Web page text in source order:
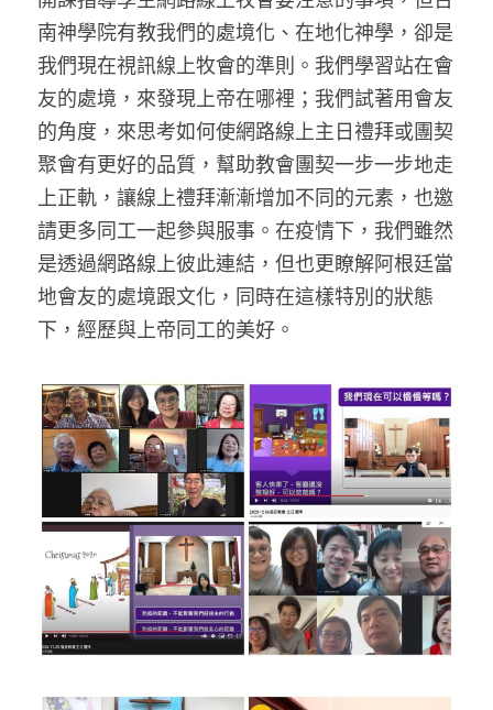
南神學院有教我們的處境化、在地化神學，卻是
我們現在視訊線上牧會的準則。我們學習站在會
友的處境，來發現上帝在哪裡；我們試著用會友
的角度，來思考如何使網路線上主日禮拜或團契
聚會有更好的品質，幫助教會團契一步一步地走
上正軌，讓線上禮拜漸漸增加不同的元素，也邀
請更多同工一起參與服事。在疫情下，我們雖然
是透過網路線上彼此連結，但也更瞭解阿根廷當
地會友的處境跟文化，同時在這樣特別的狀態
下，經歷與上帝同工的美好。